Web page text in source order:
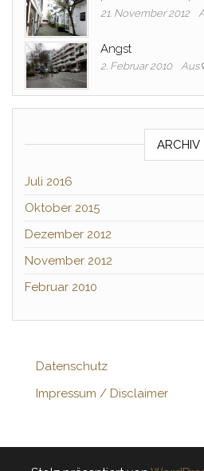
21. November 2012
Angst
2. Februar 2010 Aus
ARCHIV
Juli 2016
Oktober 2015
Dezember 2012
November 2012
Februar 2010
Datenschutz
Impressum / Disclaimer